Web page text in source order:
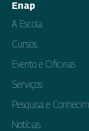
Enap
A Escola
Cursos
Evento e Oficinas
Serviços
Pesquisa e
Notícias